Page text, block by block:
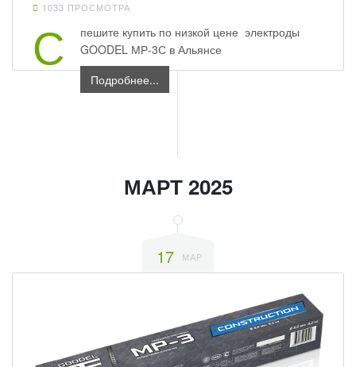
1033 ПРОСМОТРА
С
пешите купить по низкой цене электроды
GOODEL МР-3С в Альянсе
Подробнее...
МАРТ 2025
17 МАР